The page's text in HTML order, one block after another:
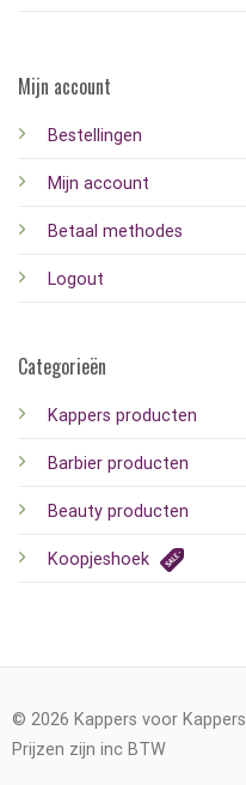
Mijn account
Bestellingen
Mijn account
Betaal methodes
Logout
Categorieën
Kappers producten
Barbier producten
Beauty producten
Koopjeshoek
© 2026 Kappers voor Kappers |
Prijzen zijn inc BTW